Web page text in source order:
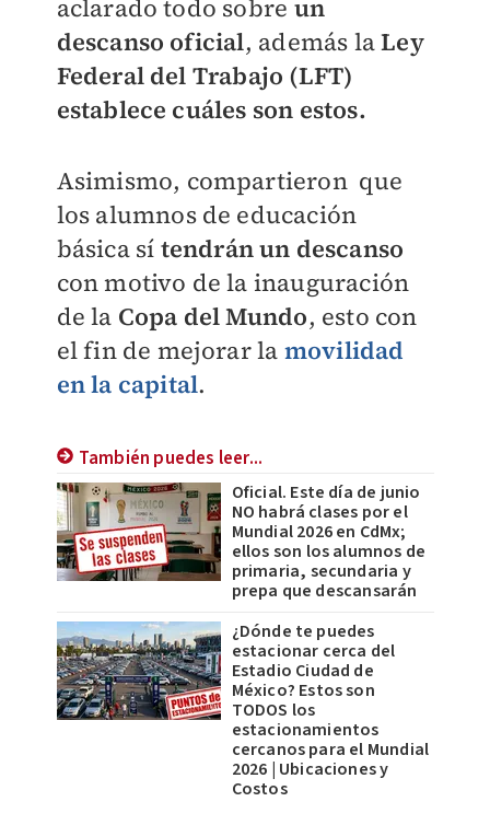
aclarado todo sobre un
descanso oficial, además laLey
Federal del Trabajo (LFT)
establece cuáles son estos.
Asimismo, compartieron que
los alumnos de educación
básica sí tendrán un descanso
con motivo de la inauguración
de la Copa del Mundo, esto con
el fin de mejorar la movilidad
en la capital.
También puedes leer...
Oficial. Este día de junio
NO habrá clases por el
Mundial 2026 en CdMx;
ellos son los alumnos de
primaria, secundaria y
prepa que descansarán
¿Dónde te puedes
estacionar cerca del
Estadio Ciudad de
México? Estos son
TODOS los
estacionamientos
cercanos para el Mundial
2026 | Ubicaciones y
Costos